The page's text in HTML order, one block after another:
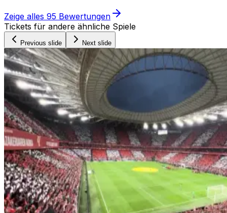
Zeige alles 95 Bewertungen
Tickets für andere ähnliche Spiele
Previous slide Next slide